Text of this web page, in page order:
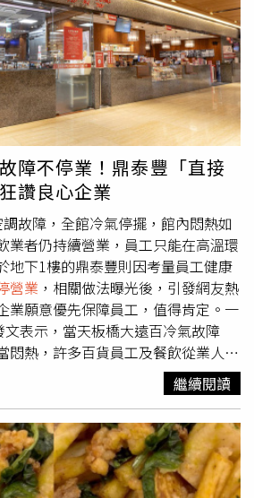
的安全，10日暫停營業一天，造成不
店包括轉運站商場本館、小碧潭店、
京站部分櫃位服務照舊，1樓轉運站
屈臣氏營業時間為上午7時至晚間12
至下午4時、順成蛋糕中午12時至
販店及樂家康超市則宣布，明日全台
外送、線上購物及家速配服務則依照
聯和大全聯各門市將依各地風雨狀
業者強調以員工安全為優先。
障不停業！鼎泰豐「直接
讚良心企業
故障，全館冷氣停擺，館內悶熱如
業者仍持續營業，員工只能在高溫環
地下1樓的鼎泰豐則因考量員工健康
營業 ，相關做法曝光後，引發網友熱
業願意優先保障員工，值得肯定。一
表示，當天板橋大遠百冷氣故障
悶熱，許多百貨員工及餐飲從業人員
發現鼎泰豐並未選擇繼續營業，而是
量內場師傅及工作同仁的健康與安
頒獎給鼎泰豐，良心企業要持續支
引超過6萬名網友按讚，不少人留言
貨是乙方所以只能聽百貨的，但鼎泰
甲方，他要休館百貨不見得會罰
繼續閱讀